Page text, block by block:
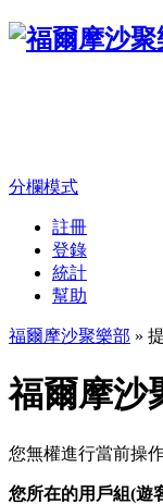
分欄模式
註冊
登錄
統計
幫助
福爾摩沙聚樂部 »
福爾摩沙
您無權進行當前操
您所在的用戶組(遊